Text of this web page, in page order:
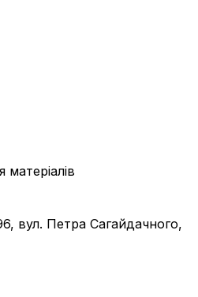
вул. Петра Сагайдачного,